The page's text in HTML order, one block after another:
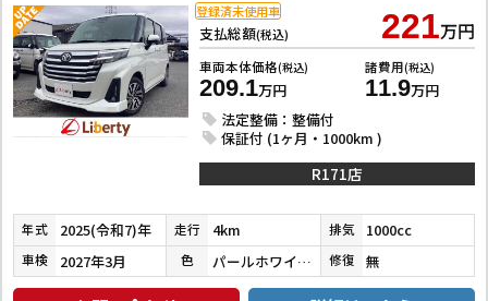
支払総額(税込) 221万円
車両本体価格(税込)
209.1万円
諸費用(税込)
11.9万円
法定整備：整備付
保証付 (1ヶ月・1000km )
登録済未使用車
R171店
年式 2025(令和7)年 走行 4km 排気 1000cc
車検 2027年3月 色 パールホワイトⅢ 修復 無